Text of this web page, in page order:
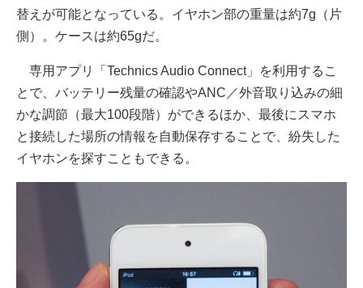
替えが可能となっている。イヤホン部の重量は約7g（片
側）。ケースは約65gだ。
専用アプリ「Technics Audio Connect」を利用するこ
とで、バッテリー残量の確認やANC／外音取り込みの細
かな調節（最大100段階）ができるほか、最後にスマホ
と接続した場所の情報を自動保存することで、紛失した
イヤホンを探すこともできる。